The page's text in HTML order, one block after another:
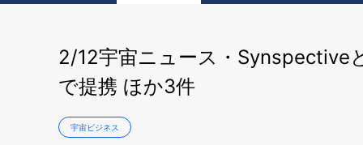
2/12宇宙ニュース・Synspective
で提携 ほか3件
宇宙ビジネス